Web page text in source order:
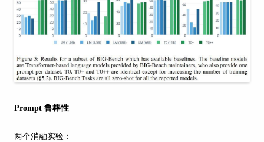
Prompt 鲁棒性
两个消融实验：